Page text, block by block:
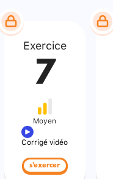
Exercice
7
Moyen
Corrigé vidéo
s'exercer